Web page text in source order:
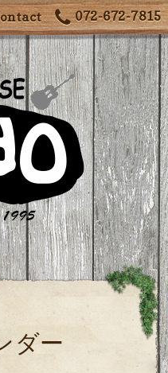
072-672-7815
ダー